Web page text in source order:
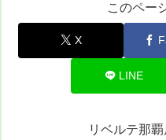
このペー
X
LINE
リベルテ那